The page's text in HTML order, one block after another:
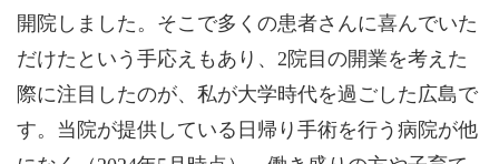
開院しました。そこで多くの患者さんに喜んでいた
だけたという手応えもあり、2院目の開業を考えた
際に注目したのが、私が大学時代を過ごした広島で
す。当院が提供している日帰り手術を行う病院が他